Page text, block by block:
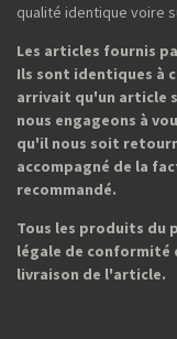
qualité identique voire
Les articles fournis
Ils sont identiques à
arrivait qu'un article
nous engageons à
qu'il nous soit
accompagné de la
recommandé.
Tous les produits du
légale de conformité
livraison de l'article.